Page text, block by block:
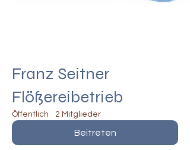
Franz Seitner
Flößereibetrieb
Öffentlich · 2 Mitglieder
Beitreten